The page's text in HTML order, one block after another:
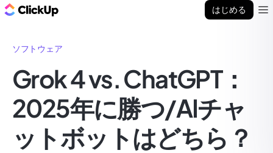
はじめる
ソフトウェア
Grok 4 vs. ChatGPT：
2025年に勝つ/AIチャ
ットボットはどちら？